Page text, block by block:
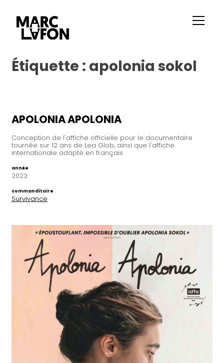
Étiquette : apolonia sokol
APOLONIA APOLONIA
Conception de l'affiche officielle pour le documentaire
tournée sur 12 ans de Lea Glob, ainsi que l'affiche
internationale adapté en français
année
2023
commanditaire
Survivance